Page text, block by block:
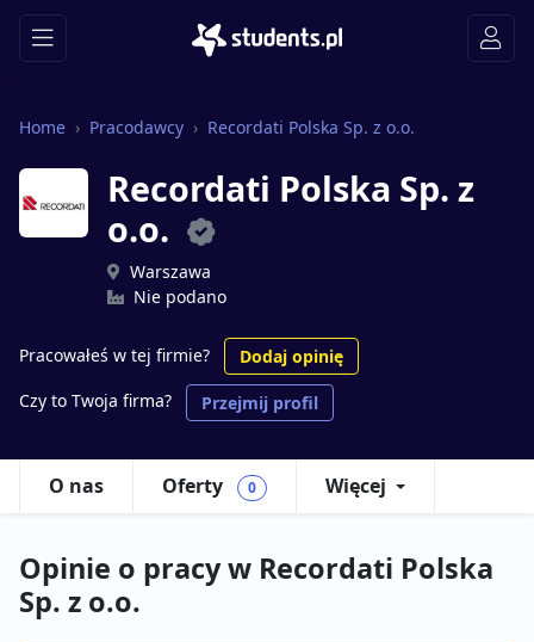
Home Pracodawcy Recordati Polska Sp. z o.o.
Recordati Polska Sp. z
o.o.
Warszawa
Nie podano
Pracowałeś w tej firmie?
Dodaj opinię
Czy to Twoja firma?
Przejmij profil
O nas Oferty 0 Więcej
Opinie o pracy w Recordati Polska
Sp. z o.o.